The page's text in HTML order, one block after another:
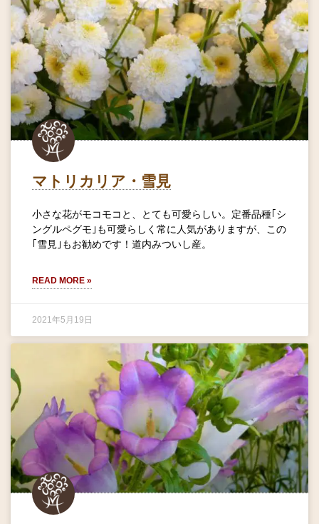
マトリカリア・雪見
小さな花がモコモコと、とても可愛らしい。定番品種｢シ
ングルペグモ｣も可愛らしく常に人気がありますが、この
｢雪見｣もお勧めです！道内みついし産。
READ MORE »
2021年5月19日